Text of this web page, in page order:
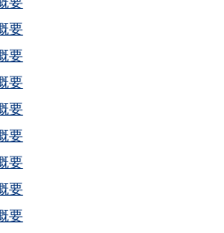
要
要
要
要
要
要
要
要